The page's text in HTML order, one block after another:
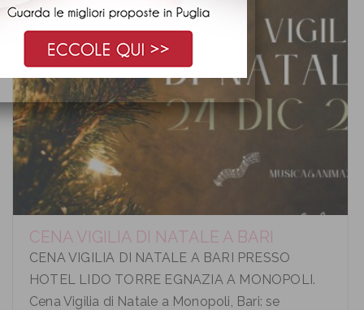
CENA VIGILIA DI NATALE A BARI
CENA VIGILIA DI NATALE A BARI PRESSO
HOTEL LIDO TORRE EGNAZIA A MONOPOLI.
Cena Vigilia di Natale a Monopoli, Bari: se